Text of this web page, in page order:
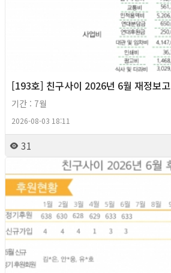
[193호] 친구사이 2026년 6월 재정보고
기간 : 7월
2026-08-03 18:11
31